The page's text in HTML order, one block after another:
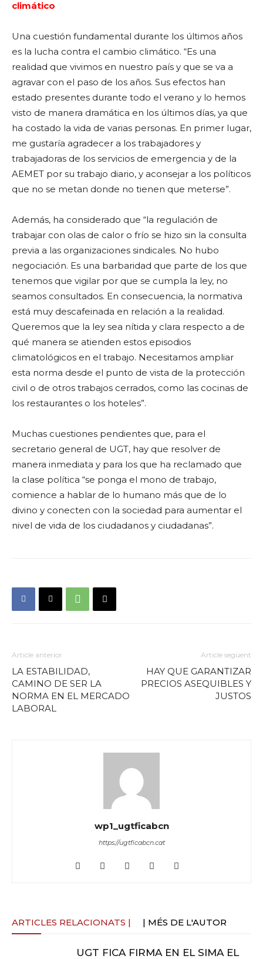
climático
Una cuestión fundamental durante los últimos años
es la lucha contra el cambio climático. “Es una
realidad que vivimos en nuestro país y que se va a
agravar con el paso de los años. Sus efectos han
estado presentes durante todo el verano y lo hemos
visto de manera dramática en los últimos días, ya que
ha costado la vida de varias personas. En primer lugar,
me gustaría agradecer a los trabajadores y
trabajadoras de los servicios de emergencia y de la
AEMET por su trabajo diario, y aconsejar a los políticos
que no se metan donde no tienen que meterse”.
Además, ha considerado que “la regulación de
trabajar con olas de calor o frío se hizo sin la consulta
previa a las organizaciones sindicales. No hubo
negociación. Es una barbaridad que parte de los que
tenemos que vigilar por que se cumpla la ley, no
seamos consultados. En consecuencia, la normativa
está muy descafeinada en relación a la realidad.
Queremos que la ley sea nítida y clara respecto a de
qué manera se atienden estos episodios
climatológicos en el trabajo. Necesitamos ampliar
esta norma desde el punto de vista de la protección
civil o de otros trabajos cerrados, como las cocinas de
los restaurantes o los hoteles”.
Muchas cuestiones pendientes que, para el
secretario general de UGT, hay que resolver de
manera inmediata y para los que ha reclamado que
la clase política “se ponga el mono de trabajo,
comience a hablar de lo humano más que de lo
divino y conecten con la sociedad para aumentar el
nivel de vida de los ciudadanos y ciudadanas”.
Article anterior
LA ESTABILIDAD,
CAMINO DE SER LA
NORMA EN EL MERCADO
LABORAL
Article següent
HAY QUE GARANTIZAR
PRECIOS ASEQUIBLES Y
JUSTOS
wp1_ugtficabcn
https://ugtficabcn.cat
ARTICLES RELACIONATS | | MÉS DE L'AUTOR
UGT FICA FIRMA EN EL SIMA EL